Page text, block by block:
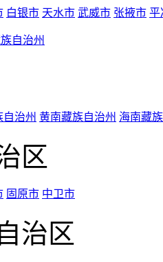
白银市 天水市 武威市 张掖市 平
自治州
自治州 黄南藏族自治州 海南藏
区
固原市 中卫市
治区